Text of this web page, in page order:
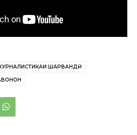
ШАҲРВАНДӢ